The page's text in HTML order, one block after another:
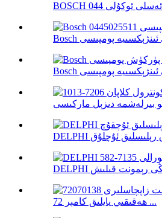
ھەقىقىي يايلىق كامېر 72 ...